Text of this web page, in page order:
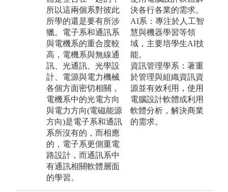
所以這兩個系對彼此
所學的還是要有所涉
獵。電子系和通訊系
與電機系的重合度較
高，電機系與無線通
訊、光通訊、光學設
計、電源與電力機械
各個方面密切相關，
電機系中的光電方向
與電力方向(電磁能源
方向)是電子系和通訊
系所沒有的，而相應
的，電子系更側重電
路設計，而通訊系中
有通訊相關軟體層面
的學習。
決各行各業的需求。
AI系：專注於人工智
慧與機器學習等領
域，主要培學生AI技
能。
資訊管理學系：著重
於管理與組織資訊資
源並有效利用，使用
電腦設計軟體或利用
軟體分析，解決商業
的需求。